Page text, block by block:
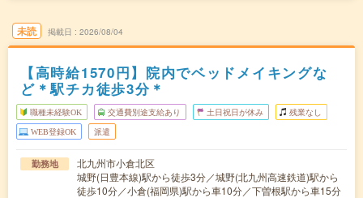
未読 掲載日 2026/08/04
【高時給1570円】院内でベッドメイキングな
ど＊駅チカ徒歩3分＊
職種未経験OK 交通費別途支給あり 土日祝日が休み 残業なし
WEB登録OK 派遣
勤務地
北九州市小倉北区
城野(日豊本線)駅から徒歩3分／城野(北九州高速鉄道)駅から
徒歩10分／小倉(福岡県)駅から車10分／下曽根駅から車15分